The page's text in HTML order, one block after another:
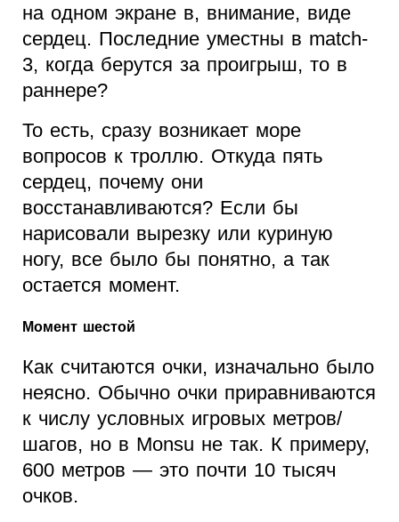
на одном экране в, внимание, виде
сердец. Последние уместны в match-
3, когда берутся за проигрыш, то в
раннере?
То есть, сразу возникает море
вопросов к троллю. Откуда пять
сердец, почему они
восстанавливаются? Если бы
нарисовали вырезку или куриную
ногу, все было бы понятно, а так
остается момент.
Момент шестой
Как считаются очки, изначально было
неясно. Обычно очки приравниваются
к числу условных игровых метров/
шагов, но в Monsu не так. К примеру,
600 метров — это почти 10 тысяч
очков.